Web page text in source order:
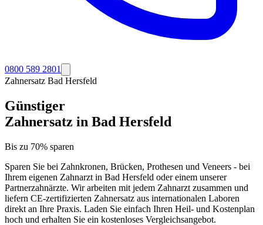
0800 589 2801
Zahnersatz Bad Hersfeld
Günstiger
Zahnersatz in Bad Hersfeld
Bis zu 70% sparen
Sparen Sie bei Zahnkronen, Brücken, Prothesen und Veneers - bei
Ihrem eigenen Zahnarzt in Bad Hersfeld oder einem unserer
Partnerzahnärzte. Wir arbeiten mit jedem Zahnarzt zusammen und
liefern CE-zertifizierten Zahnersatz aus internationalen Laboren
direkt an Ihre Praxis. Laden Sie einfach Ihren Heil- und Kostenplan
hoch und erhalten Sie ein kostenloses Vergleichsangebot.